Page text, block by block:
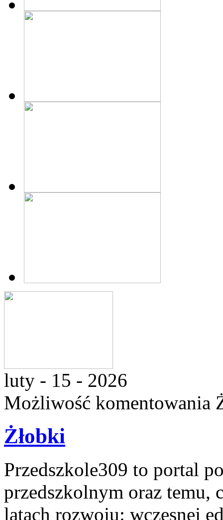
luty - 15 - 2026
Możliwość komentowania
Żłobki
Przedszkole309 to portal
przedszkolnym oraz temu,
latach rozwoju: wczesnej